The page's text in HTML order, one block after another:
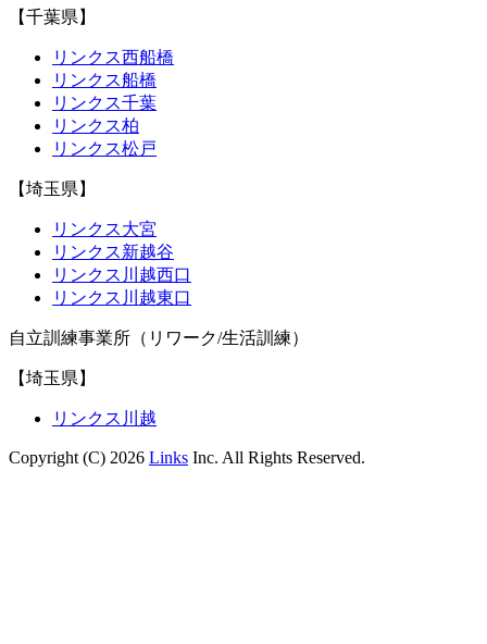
【千葉県】
リンクス西船橋
リンクス船橋
リンクス千葉
リンクス柏
リンクス松戸
【埼玉県】
リンクス大宮
リンクス新越谷
リンクス川越西口
リンクス川越東口
自立訓練事業所（リワーク/生活訓練）
【埼玉県】
リンクス川越
Copyright (C) 2026 Links Inc. All Rights Reserved.